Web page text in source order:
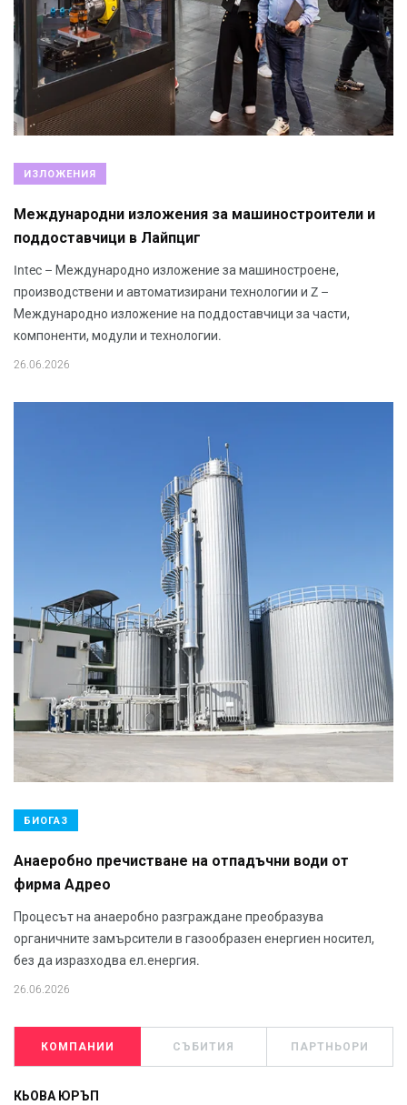
ИЗЛОЖЕНИЯ
Международни изложения за машиностроители и
поддоставчици в Лайпциг
Intec – Международно изложение за машиностроене,
производствени и автоматизирани технологии и Z –
Международно изложение на поддоставчици за части,
компоненти, модули и технологии.
26.06.2026
БИОГАЗ
Анаеробно пречистване на отпадъчни води от
фирма Адрео
Процесът на анаеробно разграждане преобразува
органичните замърсители в газообразен енергиен носител,
без да изразходва ел.енергия.
26.06.2026
КОМПАНИИ СЪБИТИЯ ПАРТНЬОРИ
КЬОВА ЮРЪП